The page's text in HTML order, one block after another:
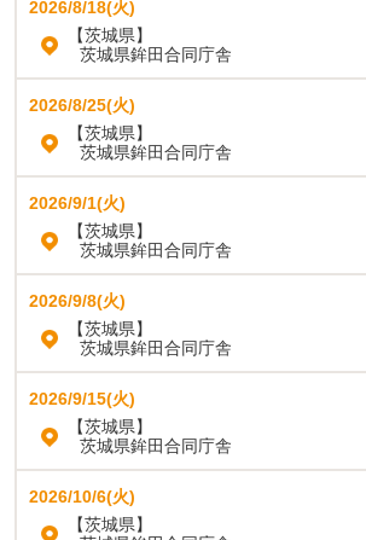
2026/8/18(火)
【茨城県】
茨城県鉾田合同庁舎
2026/8/25(火)
【茨城県】
茨城県鉾田合同庁舎
2026/9/1(火)
【茨城県】
茨城県鉾田合同庁舎
2026/9/8(火)
【茨城県】
茨城県鉾田合同庁舎
2026/9/15(火)
【茨城県】
茨城県鉾田合同庁舎
2026/10/6(火)
【茨城県】